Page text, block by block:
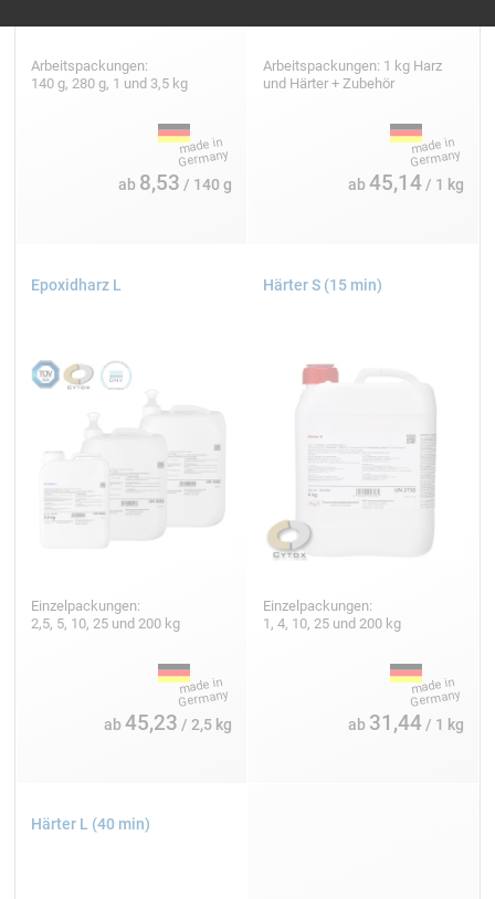
Arbeitspackungen:
140 g, 280 g, 1 und 3,5 kg
ab 8,53 / 140 g
Arbeitspackungen: 1 kg Harz
und Härter + Zubehör
ab45,14/ 1 kg
Epoxidharz L
Einzelpackungen:
2,5, 5, 10, 25 und 200 kg
ab45,23 / 2,5 kg
Härter S (15 min)
Einzelpackungen:
1, 4, 10, 25 und 200 kg
ab 31,44/ 1 kg
Härter L (40 min)